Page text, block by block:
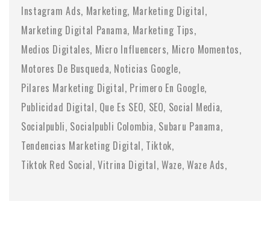
Instagram Ads Marketing Marketing Digital
Marketing Digital Panama Marketing Tips
Medios Digitales Micro Influencers Micro Momentos
Motores De Busqueda Noticias Google
Pilares Marketing Digital Primero En Google
Publicidad Digital Que Es SEO SEO Social Media
Socialpubli Socialpubli Colombia Subaru Panama
Tendencias Marketing Digital Tiktok
Tiktok Red Social Vitrina Digital Waze Waze Ads